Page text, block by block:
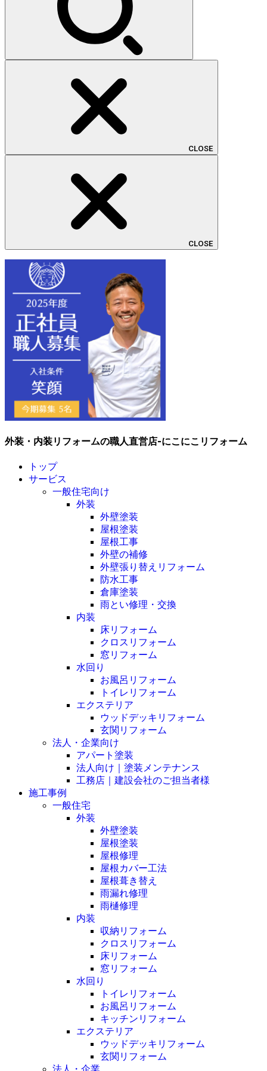
CLOSE
CLOSE
外装・内装リフォームの職人直営店-にこにこリフォーム
トップ
サービス
一般住宅向け
外装
外壁塗装
屋根塗装
屋根工事
外壁の補修
外壁張り替えリフォーム
防水工事
倉庫塗装
雨とい修理・交換
内装
床リフォーム
クロスリフォーム
窓リフォーム
水回り
お風呂リフォーム
トイレリフォーム
エクステリア
ウッドデッキリフォーム
玄関リフォーム
法人・企業向け
アパート塗装
法人向け｜塗装メンテナンス
工務店｜建設会社のご担当者様
施工事例
一般住宅
外装
外壁塗装
屋根塗装
屋根修理
屋根カバー工法
屋根葺き替え
雨漏れ修理
雨樋修理
内装
収納リフォーム
クロスリフォーム
床リフォーム
窓リフォーム
水回り
トイレリフォーム
お風呂リフォーム
キッチンリフォーム
エクステリア
ウッドデッキリフォーム
玄関リフォーム
法人・企業